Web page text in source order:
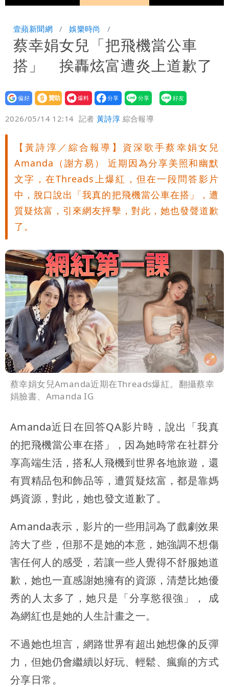
100.00%
壹蘋新聞網 娛樂時尚
蔡幸娟女兒「把飛機當公車
搭」 挨轟炫富遭炎上道歉了
設為
贊助
我要
爆料
2026/05/14 12:14 記者黃詩淳 綜合報導
【黃詩淳／綜合報導】資深歌手蔡幸娟女兒
Amanda（謝方易） 近期因為分享美照和幽默
文字，在Threads上爆紅，但在一段問答影片
中，脫口說出「我真的把飛機當公車在搭」，遭
質疑炫富，引來網友抨擊，對此，她也發聲道歉
了。
蔡幸娟女兒Amanda近期在Threads爆紅。翻攝蔡幸
娟臉書、Amanda IG
Amanda近日在回答QA影片時，說出「我真
的把飛機當公車在搭」，因為她時常在社群分
享高端生活，搭私人飛機到世界各地旅遊，還
有買精品包和飾品等，遭質疑炫富，都是靠媽
媽資源，對此，她也發文道歉了。
Amanda表示，影片的一些用詞為了戲劇效果
誇大了些，但那不是她的本意，她強調不想傷
害任何人的感受，若讓一些人覺得不舒服她道
歉，她也一直感謝她擁有的資源，清楚比她優
秀的人太多了，她只是「分享慾很強」， 成
為網紅也是她的人生計畫之一。
不過她也坦言，網路世界有超出她想像的反彈
力，但她仍會繼續以好玩、輕鬆、瘋癲的方式
分享日常。